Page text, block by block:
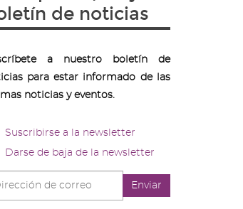
de noticias
a nuestro boletín de
para estar informado de las
noticias y eventos.
Suscribirse a la newsletter
Darse de baja de la newsletter
Enviar